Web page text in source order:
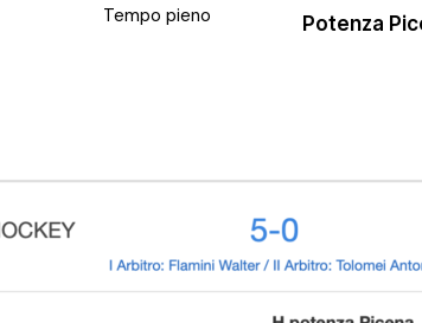
Potenza
Tempo pieno